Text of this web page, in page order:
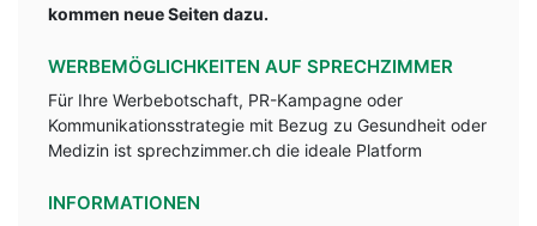
kommen neue Seiten dazu.
WERBEMÖGLICHKEITEN AUF SPRECHZIMMER
Für Ihre Werbebotschaft, PR-Kampagne oder
Kommunikationsstrategie mit Bezug zu Gesundheit oder
Medizin ist sprechzimmer.ch die ideale Platform
INFORMATIONEN